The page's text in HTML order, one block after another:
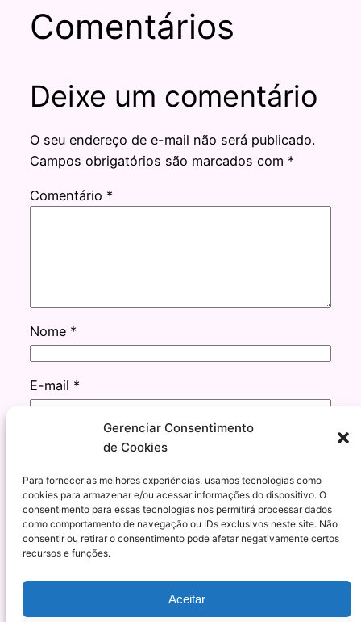
Gerenciar Consentimento
de Cookies
Para fornecer as melhores experiências, usamos tecnologias como
cookies para armazenar e/ou acessar informações do dispositivo. O
consentimento para essas tecnologias nos permitirá processar dados
como comportamento de navegação ou IDs exclusivos neste site. Não
consentir ou retirar o consentimento pode afetar negativamente certos
recursos e funções.
Aceitar
Comentários
Deixe um comentário
O seu endereço de e-mail não será publicado.
Campos obrigatórios são marcados com *
Comentário *
Nome *
E-mail *